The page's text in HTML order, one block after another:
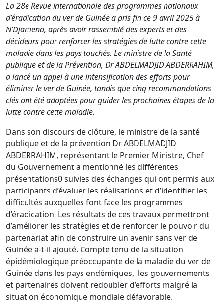
La 28e Revue internationale des programmes nationaux
d’éradication du ver de Guinée a pris fin ce 9 avril 2025 à
N’Djamena, après avoir rassemblé des experts et des
décideurs pour renforcer les stratégies de lutte contre cette
maladie dans les pays touchés. Le ministre de la Santé
publique et de la Prévention, Dr ABDELMADJID ABDERRAHIM,
a lancé un appel à une intensification des efforts pour
éliminer le ver de Guinée, tandis que cinq recommandations
clés ont été adoptées pour guider les prochaines étapes de la
lutte contre cette maladie.
Dans son discours de clôture, le ministre de la santé
publique et de la prévention Dr ABDELMADJID
ABDERRAHIM, représentant le Premier Ministre, Chef
du Gouvernement a mentionné les différentes
présentations0 suivies des échanges qui ont permis aux
participants d’évaluer les réalisations et d’identifier les
difficultés auxquelles font face les programmes
d’éradication. Les résultats de ces travaux permettront
d’améliorer les stratégies et de renforcer le pouvoir du
partenariat afin de construire un avenir sans ver de
Guinée a-t-il ajouté. Compte tenu de la situation
épidémiologique préoccupante de la maladie du ver de
Guinée dans les pays endémiques, les gouvernements
et partenaires doivent redoubler d’efforts malgré la
situation économique mondiale défavorable.